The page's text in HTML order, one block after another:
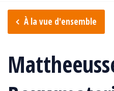
À la vue d'ensemble